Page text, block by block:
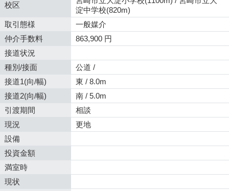
校区
淀中学校(820m)
取引態様
一般媒介
仲介手数料
863,900 円
接道状況
種別/接面
公道 /
接道1(向/幅)
東 / 8.0m
接道2(向/幅)
南 / 5.0m
引渡期間
相談
現況
更地
設備
投資金額
満室時
現状